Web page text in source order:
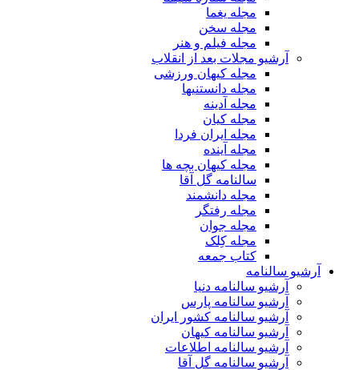
مجله یغما
مجله سخن
مجله فیلم و هنر
آرشیو مجلات بعد از انقلاب
مجله کیهان ورزشی
مجله دانستنیها
مجله آدینه
مجله کیان
مجله ایران فردا
مجله آینده
مجله کیهان بچه ها
سالنامه گل آقا
مجله دانشمند
مجله رفتگر
مجله جوان
مجله کِلک
کتاب جمعه
آرشیو سالنامه
آرشیو سالنامه دنیا
آرشیو سالنامه پارس
آرشیو سالنامه کشور ایران
آرشیو سالنامه کیهان
آرشیو سالنامه اطلاعات
آرشیو سالنامه گل آقا